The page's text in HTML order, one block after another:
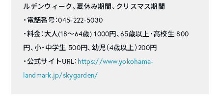
ルデンウィーク、夏休み期間、クリスマス期間
・電話番号：045-222-5030
・料金：大人(18～64歳) 1000円、65歳以上・高校生 800
円、小・中学生 500円、幼児（4歳以上）200円
・公式サイトURL： https://www.yokohama-
landmark.jp/skygarden/